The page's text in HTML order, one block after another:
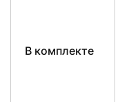
В комплекте